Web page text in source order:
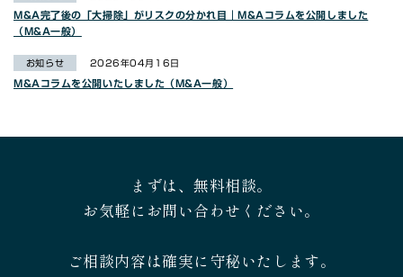
M&A完了後の「大掃除」がリスクの分かれ目｜M&Aコラムを公開しました
（M&A一般）
お知らせ 2026年04月16日
M&Aコラムを公開いたしました（M&A一般）
まずは、無料相談。
お気軽にお問い合わせください。
ご相談内容は確実に守秘いたします。